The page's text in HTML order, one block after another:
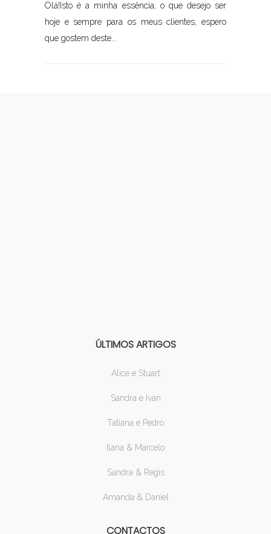
Olá!Isto é a minha essência, o que desejo ser
hoje e sempre para os meus clientes, espero
que gostem deste...
ÚLTIMOS ARTIGOS
Alice e Stuart
Sandra e Ivan
Tatiana e Pedro
Ilana & Marcelo
Sandra & Regis
Amanda & Daniel
CONTACTOS